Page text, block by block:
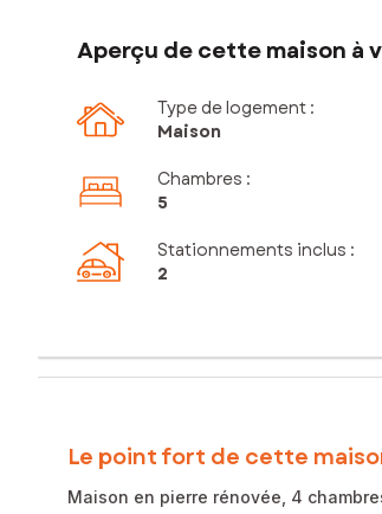
Aperçu de cette maison à
Type de logement :
Maison
Chambres :
5
Stationnements inclus :
2
Le point fort de cette
Maison en pierre rénovée, 4